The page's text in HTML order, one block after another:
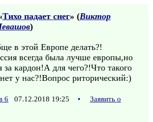
Тихо падает снег» (Виктор
)
в этой Европе делать?!
всегда была лучше европы,но
за кардон!А для чего?!Что такого
у нас?!Вопрос риторический:)
6 07.12.2018 19:25 •
Заявить о